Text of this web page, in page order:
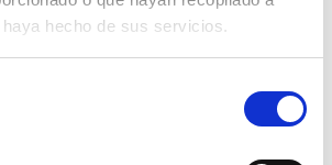
hecho de sus servicios.